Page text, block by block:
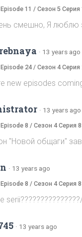
11 / Сезон 5 Серия
смешно, Я люблю
· 13 years ago
24 / Сезон 4 Серия
new episodes
· 13 years ago
8 / Сезон 4 Серия 8
"Новой общаги"
· 13 years ago
8 / Сезон 4 Серия 8
· 13 years ago